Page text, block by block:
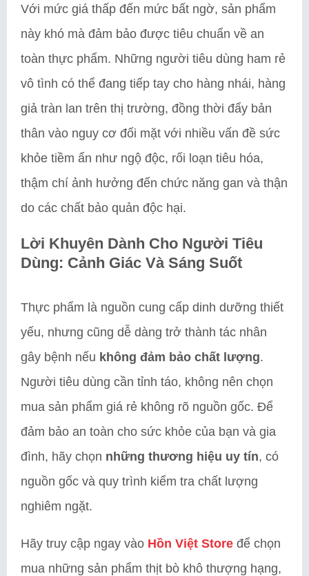
Với mức giá thấp đến mức bất ngờ, sản phẩm
này khó mà đảm bảo được tiêu chuẩn về an
toàn thực phẩm. Những người tiêu dùng ham rẻ
vô tình có thể đang tiếp tay cho hàng nhái, hàng
giả tràn lan trên thị trường, đồng thời đẩy bản
thân vào nguy cơ đối mặt với nhiều vấn đề sức
khỏe tiềm ẩn như ngộ độc, rối loạn tiêu hóa,
thậm chí ảnh hưởng đến chức năng gan và thận
do các chất bảo quản độc hại.
Lời Khuyên Dành Cho Người Tiêu
Dùng: Cảnh Giác Và Sáng Suốt
Thực phẩm là nguồn cung cấp dinh dưỡng thiết
yếu, nhưng cũng dễ dàng trở thành tác nhân
gây bệnh nếu không đảm bảo chất lượng.
Người tiêu dùng cần tỉnh táo, không nên chọn
mua sản phẩm giá rẻ không rõ nguồn gốc. Để
đảm bảo an toàn cho sức khỏe của bạn và gia
đình, hãy chọn những thương hiệu uy tín, có
nguồn gốc và quy trình kiểm tra chất lượng
nghiêm ngặt.
Hãy truy cập ngay vào Hồn Việt Store để chọn
mua những sản phẩm thịt bò khô thượng hạng,